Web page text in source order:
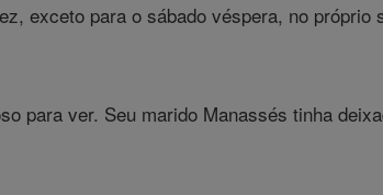
exceto para o sábado véspera, no
para ver. Seu marido Manassés tinha